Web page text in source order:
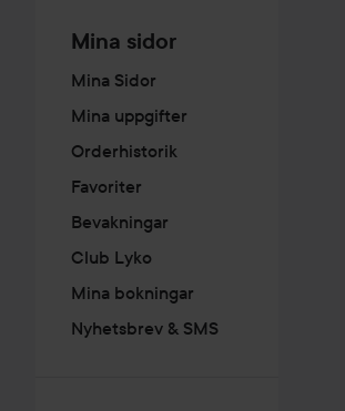
Mina sidor
Mina Sidor
Mina uppgifter
Orderhistorik
Favoriter
Bevakningar
Club Lyko
Mina bokningar
Nyhetsbrev & SMS